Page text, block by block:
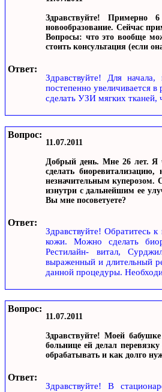
Здравствуйте! Примерно
новообразование. Сейчас
Вопросы: что это вообще
стоить консультация (если
Ответ:
Здравствуйте! Для
постепенно увеличивается
сделать УЗИ мягких тканей,
Вопрос:
11.07.2011
Добрый день. Мне 26 лет. Я
сделать
незначительным куперозом.
изнутри с дальнейшим ее
Вы мне посоветуете?
Ответ:
Здравствуйте! Обратитесь
кожи. Можно сделать
Рестилайн- витал,
выраженный и длительный
данной процедуры.
Вопрос:
11.07.2011
Здравствуйте! Моей
больнице ей делал
обрабатывать и как долго
Ответ:
Здравствуйте! В